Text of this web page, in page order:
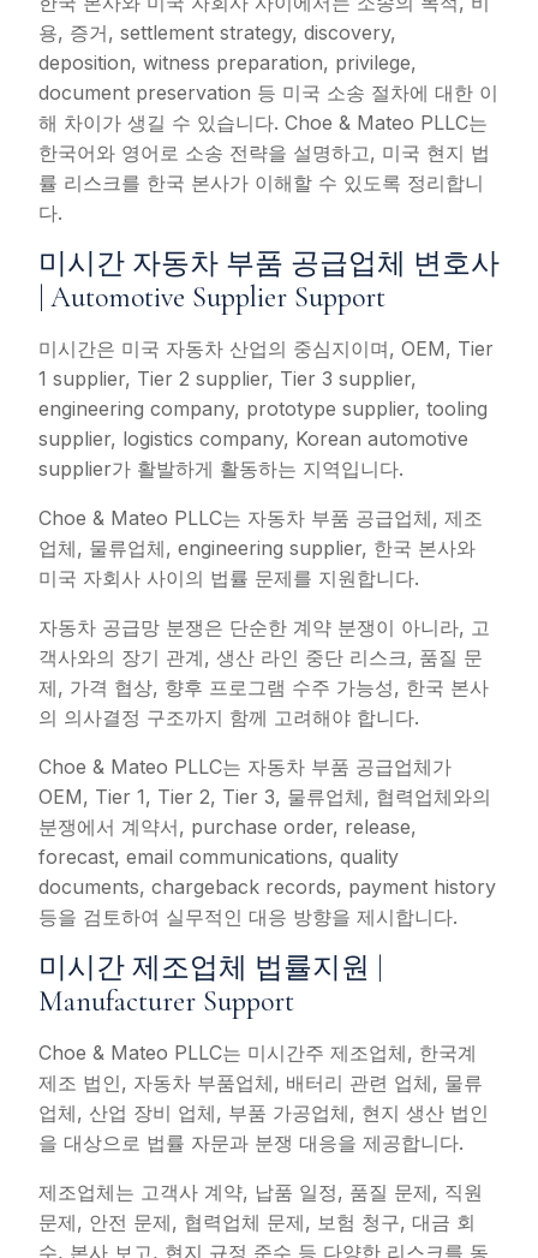
용, 증거, settlement strategy, discovery,
deposition, witness preparation, privilege,
document preservation 등 미국 소송 절차에 대한 이
해 차이가 생길 수 있습니다. Choe & Mateo PLLC는
한국어와 영어로 소송 전략을 설명하고, 미국 현지 법
률 리스크를 한국 본사가 이해할 수 있도록 정리합니
다.
미시간 자동차 부품 공급업체 변호사
| Automotive Supplier Support
미시간은 미국 자동차 산업의 중심지이며, OEM, Tier
1 supplier, Tier 2 supplier, Tier 3 supplier,
engineering company, prototype supplier, tooling
supplier, logistics company, Korean automotive
supplier가 활발하게 활동하는 지역입니다.
Choe & Mateo PLLC는 자동차 부품 공급업체, 제조
업체, 물류업체, engineering supplier, 한국 본사와
미국 자회사 사이의 법률 문제를 지원합니다.
자동차 공급망 분쟁은 단순한 계약 분쟁이 아니라, 고
객사와의 장기 관계, 생산 라인 중단 리스크, 품질 문
제, 가격 협상, 향후 프로그램 수주 가능성, 한국 본사
의 의사결정 구조까지 함께 고려해야 합니다.
Choe & Mateo PLLC는 자동차 부품 공급업체가
OEM, Tier 1, Tier 2, Tier 3, 물류업체, 협력업체와의
분쟁에서 계약서, purchase order, release,
forecast, email communications, quality
documents, chargeback records, payment history
등을 검토하여 실무적인 대응 방향을 제시합니다.
미시간 제조업체 법률지원 |
Manufacturer Support
Choe & Mateo PLLC는 미시간주 제조업체, 한국계
제조 법인, 자동차 부품업체, 배터리 관련 업체, 물류
업체, 산업 장비 업체, 부품 가공업체, 현지 생산 법인
을 대상으로 법률 자문과 분쟁 대응을 제공합니다.
제조업체는 고객사 계약, 납품 일정, 품질 문제, 직원
문제, 안전 문제, 협력업체 문제, 보험 청구, 대금 회
수, 본사 보고, 현지 규정 준수 등 다양한 리스크를 동